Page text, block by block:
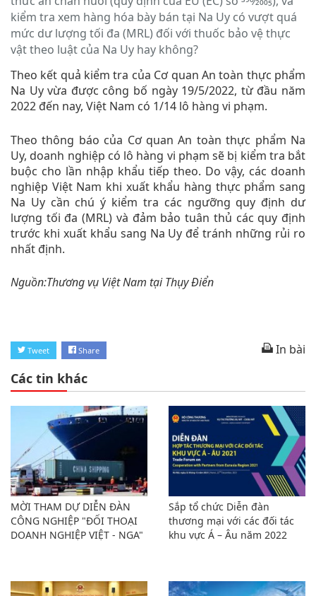
kiểm tra xem hàng hóa bày bán tại Na Uy có vượt quá
mức dư lượng tối đa (MRL) đối với thuốc bảo vệ thực
vật theo luật của Na Uy hay không?
Theo kết quả kiểm tra của Cơ quan An toàn thực phẩm
Na Uy vừa được công bố ngày 19/5/2022, từ đầu năm
2022 đến nay, Việt Nam có 1/14 lô hàng vi phạm.
Theo thông báo của Cơ quan An toàn thực phẩm Na
Uy, doanh nghiệp có lô hàng vi phạm sẽ bị kiểm tra bắt
buộc cho lần nhập khẩu tiếp theo. Do vậy, các doanh
nghiệp Việt Nam khi xuất khẩu hàng thực phẩm sang
Na Uy cần chú ý kiểm tra các ngưỡng quy định dư
lượng tối đa (MRL) và đảm bảo tuân thủ các quy định
trước khi xuất khẩu sang Na Uy để tránh những rủi ro
nhất định.
Nguồn:Thương vụ Việt Nam tại Thụy Điển
In bài
Tweet Share
Các tin khác
MỜI THAM DỰ DIỄN ĐÀN
CÔNG NGHIỆP "ĐỐI THOẠI
DOANH NGHIỆP VIỆT - NGA"
Sắp tổ chức Diễn đàn
thương mại với các đối tác
khu vực Á – Âu năm 2022